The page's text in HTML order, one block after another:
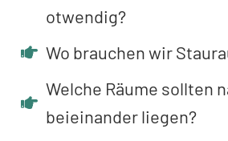
otwendig?
Wo brauchen wir
Welche Räume sollten
beieinander liegen?